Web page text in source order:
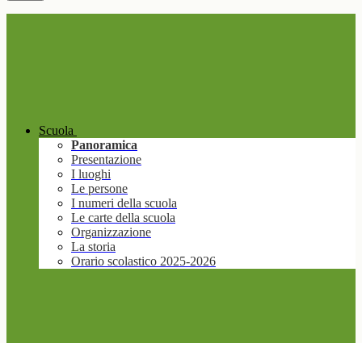
Scuola
Panoramica
Presentazione
I luoghi
Le persone
I numeri della scuola
Le carte della scuola
Organizzazione
La storia
Orario scolastico 2025-2026